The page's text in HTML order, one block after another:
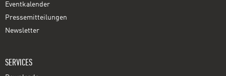
Eventkalender
Pressemitteilungen
Newsletter
SERVICES